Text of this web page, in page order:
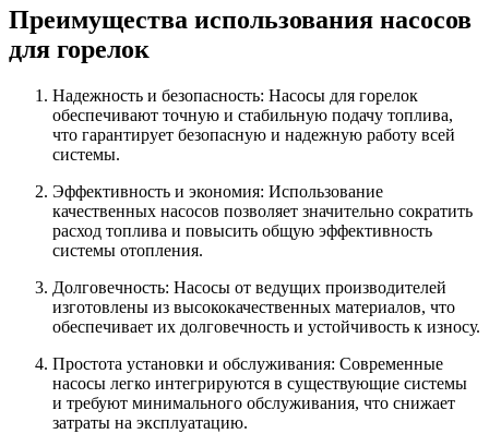
Преимущества использования насосов
для горелок
Надежность и безопасность: Насосы для горелок
обеспечивают точную и стабильную подачу топлива,
что гарантирует безопасную и надежную работу всей
системы.
Эффективность и экономия: Использование
качественных насосов позволяет значительно сократить
расход топлива и повысить общую эффективность
системы отопления.
Долговечность: Насосы от ведущих производителей
изготовлены из высококачественных материалов, что
обеспечивает их долговечность и устойчивость к износу.
Простота установки и обслуживания: Современные
насосы легко интегрируются в существующие системы
и требуют минимального обслуживания, что снижает
затраты на эксплуатацию.